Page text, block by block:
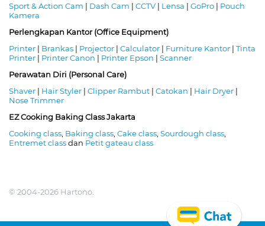
Sport & Action Cam | Dash Cam | CCTV | Lensa | GoPro | Pouch
Kamera
Perlengkapan Kantor (Office Equipment)
Printer | Brankas | Projector | Calculator | Furniture Kantor | Tinta
Printer | Printer Canon | Printer Epson | Scanner
Perawatan Diri (Personal Care)
Shaver | Hair Styler | Clipper Rambut | Catokan | Hair Dryer |
Nose Trimmer
EZ Cooking Baking Class Jakarta
Cooking class Baking class Cake class Sourdough class
Entremet classdan Petit gateau class
© 2004-2026 Hartono.